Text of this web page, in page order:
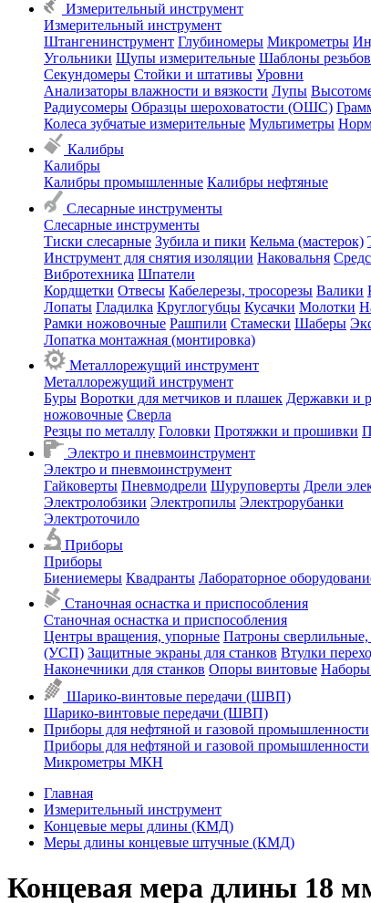
Измерительный инструмент
Измерительный инструмент
Штангенинструмент Глубиномеры Микрометры
Угольники Щупы измерительные Шаблоны
Секундомеры Стойки и штативы Уровни
Анализаторы влажности и вязкости Лупы
Радиусомеры Образцы шероховатости (ОШС)
Колеса зубчатые измерительные Мультиметры
Калибры
Калибры
Калибры промышленные Калибры нефтяные
Слесарные инструменты
Слесарные инструменты
Тиски слесарные Зубила и пики Кельма (мастерок)
Инструмент для снятия изоляции Наковальня
Вибротехника Шпатели
Кордщетки Отвесы Кабелерезы, тросорезы Валики
Лопаты Гладилка Круглогубцы Кусачки Молотки
Рамки ножовочные Рашпили Стамески Шаберы
Лопатка монтажная (монтировка)
Металлорежущий инструмент
Металлорежущий инструмент
Буры Воротки для метчиков и плашек Державки и
ножовочные Сверла
Резцы по металлу Головки Протяжки и прошивки
Электро и пневмоинструмент
Электро и пневмоинструмент
Гайковерты Пневмодрели Шуруповерты Дрели
Электролобзики Электропилы Электрорубанки
Электроточило
Приборы
Приборы
Биениемеры Квадранты Лабораторное
Станочная оснастка и приспособления
Станочная оснастка и приспособления
Центры вращения, упорные Патроны сверлильные,
(УСП) Защитные экраны для станков Втулки
Наконечники для станков Опоры винтовые Наборы
Шарико-винтовые передачи (ШВП)
Шарико-винтовые передачи (ШВП)
Приборы для нефтяной и газовой промышленности
Приборы для нефтяной и газовой промышленности
Микрометры МКН
Главная
Измерительный инструмент
Концевые меры длины (КМД)
Меры длины концевые штучные (КМД)
Концевая мера длины 18